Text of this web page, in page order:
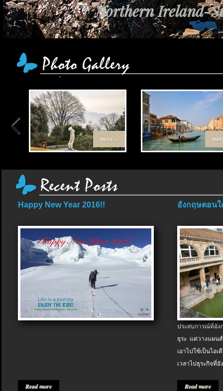
Northern Ireland-
more...
Happy New Year 2016!!
Read more
อังกฤษตอนใ
ประสบการณ์ที่อัง
ธุระ แต่วางแผน
เอาไปใช้เป็นไอ
เวลาไปธุระกิจที่อั
Read more